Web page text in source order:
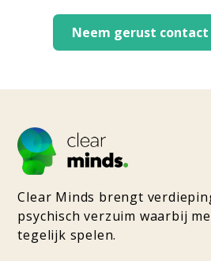
Neem gerust contact
Clear Minds brengt
psychisch verzuim waarbij
tegelijk spelen.